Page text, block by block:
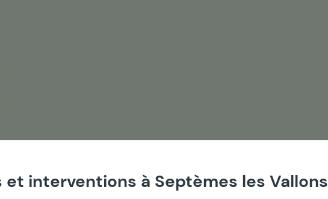
et interventions à Septèmes les Vallons